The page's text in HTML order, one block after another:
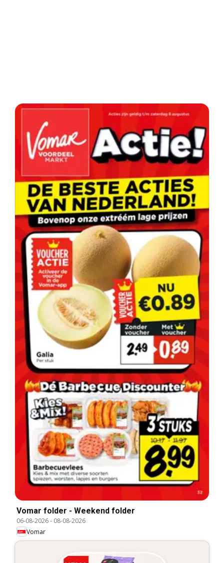
Vomar folder - Weekend folder
06-08-2026- 08-08-2026
Vomar